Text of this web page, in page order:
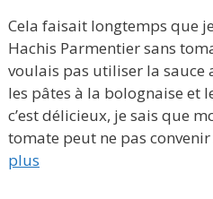
Cela faisait longtemps que
Hachis Parmentier sans
voulais pas utiliser la sauce
les pâtes à la bolognaise et
c’est délicieux, je sais que
tomate peut ne pas
plus